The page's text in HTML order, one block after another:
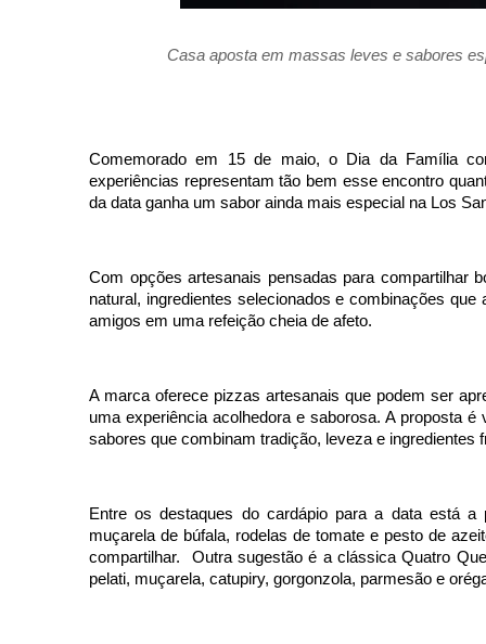
Casa aposta em massas leves e sabores
Comemorado em 15 de maio, o Dia da Família
experiências representam tão bem esse encontro
da data ganha um sabor ainda mais especial na Los
Com opções artesanais pensadas para compartilhar
natural, ingredientes selecionados e combinações
amigos em uma refeição cheia de afeto.
A marca oferece pizzas artesanais que podem ser
uma experiência acolhedora e saborosa. A proposta
sabores que combinam tradição, leveza e ingredientes
Entre os destaques do cardápio para a data está a
muçarela de búfala, rodelas de tomate e pesto de
compartilhar. Outra sugestão é a clássica Quatro
pelati, muçarela, catupiry, gorgonzola, parmesão e